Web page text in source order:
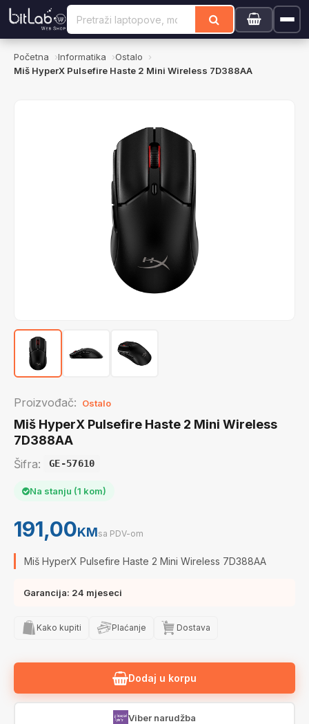
Početna Informatika
Ostalo
Miš HyperX Pulsefire Haste 2 Mini Wireless 7D388AA
Proizvođač: Ostalo
Miš HyperX Pulsefire Haste 2 Mini Wireless
7D388AA
Šifra: GE-57610
Na stanju (1 kom)
191,00KMsa PDV-om
Miš HyperX Pulsefire Haste 2 Mini Wireless 7D388AA
Garancija: 24 mjeseci
Kako kupiti Plaćanje Dostava
Dodaj u korpu
Viber narudžba